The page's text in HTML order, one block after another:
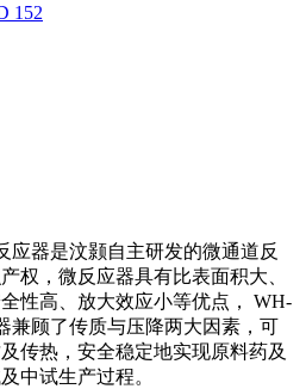
152
应器是汶颢自主研发的微通道反
权，微反应器具有比表面积大、
性高、放大效应小等优点， WH-
兼顾了传质与压降两大因素，可
传热，安全稳定地实现原料药及
中试生产过程。